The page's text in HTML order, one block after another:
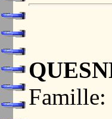
Famille: